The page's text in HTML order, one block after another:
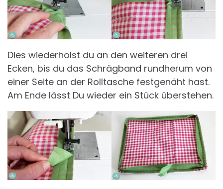
Dies wiederholst du an den weiteren drei
Ecken, bis du das Schrägband rundherum von
einer Seite an der Rolltasche festgenäht hast.
Am Ende lässt Du wieder ein Stück überstehen.